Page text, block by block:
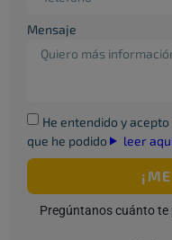
Mensaje
He entendido y
que he podido
leer
Pregúntanos cuánto